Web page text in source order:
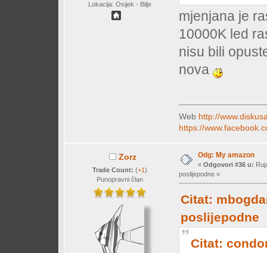
Lokacija: Osijek - Bilje
mjenjana je
10000K led
nisu bili
nova
Web http://
https://
Zorz
Trade Count: (+1)
Punopravni član
Odg: My amazon
« Odgovori #36 u:
poslijepodne »
Citat:
poslijepodne
Citat: